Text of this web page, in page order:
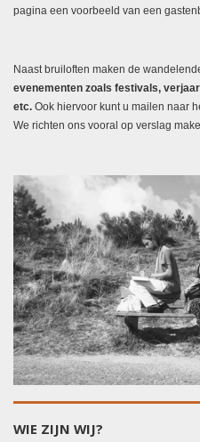
pagina een voorbeeld van een
Naast bruiloften maken de
evenementen zoals festivals,
etc. Ook hiervoor kunt u mailen naar
We richten ons vooral op verslag
WIE ZIJN WIJ?